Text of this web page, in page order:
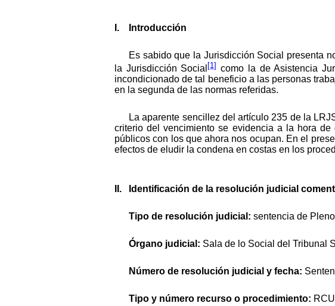
I. Introducción
Es sabido que la Jurisdicción Social presenta
la Jurisdicción Social [1] como la de Asistencia
incondicionado de tal beneficio a las personas
en la segunda de las normas referidas.
La aparente sencillez del artículo 235 de la
criterio del vencimiento se evidencia a la hora
públicos con los que ahora nos ocupan. En el
efectos de eludir la condena en costas en los
II. Identificación de la resolución judicial
Tipo de resolución judicial: sentencia de
Órgano judicial: Sala de lo Social del Tribunal
Número de resolución judicial y fecha:
Tipo y número recurso o procedimiento: